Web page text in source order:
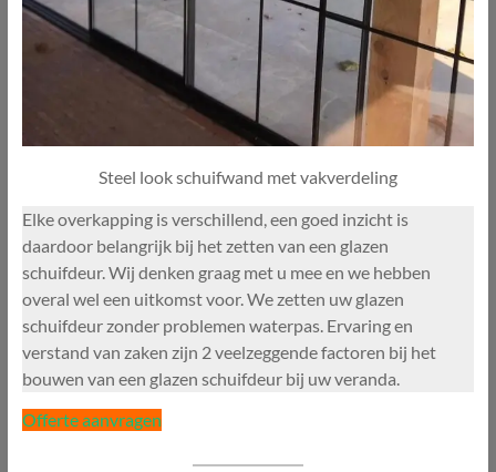
Steel look schuifwand met vakverdeling
Elke overkapping is verschillend, een goed inzicht is
daardoor belangrijk bij het zetten van een glazen
schuifdeur. Wij denken graag met u mee en we hebben
overal wel een uitkomst voor. We zetten uw glazen
schuifdeur zonder problemen waterpas. Ervaring en
verstand van zaken zijn 2 veelzeggende factoren bij het
bouwen van een glazen schuifdeur bij uw veranda.
Offerte aanvragen